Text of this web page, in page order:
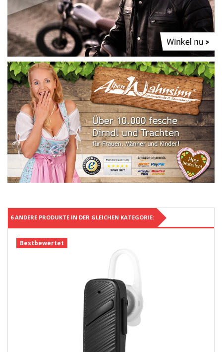
6 ANDERE PRODUKTE IN DER GLEICHEN KATEGORIE:
Bestbewertet